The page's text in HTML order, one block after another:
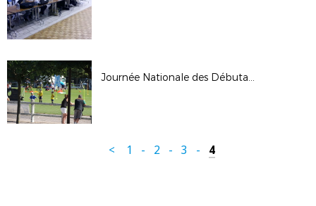
Journée Nationale des Débutants 2017
< 1 - 2 - 3 - 4